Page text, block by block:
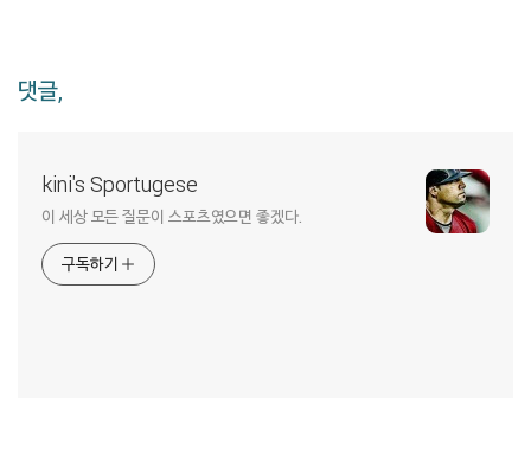
댓글,
kini's Sportugese
이 세상 모든 질문이 스포츠였으면 좋겠다.
구독하기